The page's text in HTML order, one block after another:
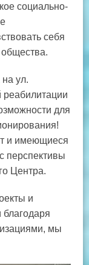
социально-
себя
ул.
реабилитации
для
и имеющиеся
перспективы
Центра.
и
мы